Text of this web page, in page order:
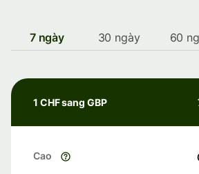
7 ngày 30 ngày 60
1 CHF sang GBP
Cao